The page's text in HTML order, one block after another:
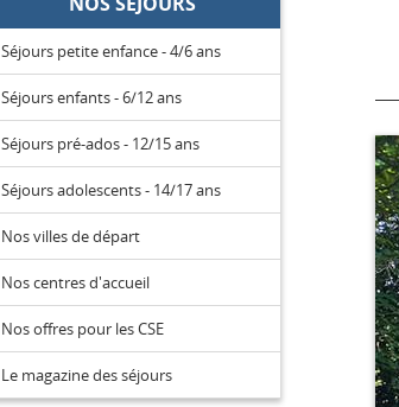
Séjours petite enfance - 4/6 ans
Séjours enfants - 6/12 ans
Séjours pré-ados - 12/15 ans
Séjours adolescents - 14/17 ans
Nos villes de départ
Nos centres d'accueil
Nos offres pour les CSE
Le magazine des séjours